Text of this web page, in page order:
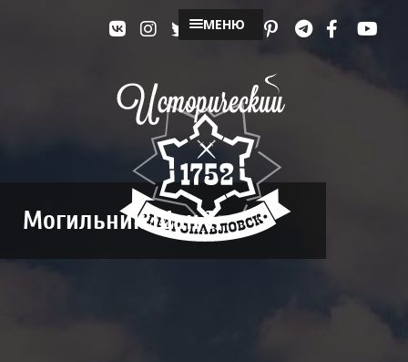
МЕНЮ
Могильник Шан 1